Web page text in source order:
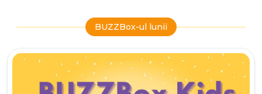
BUZZBox-ul lunii